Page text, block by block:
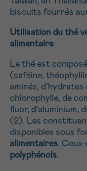
biscuits fourrés
Utilisation du thé
alimentaire
Le thé est
(caféine,
aminés,
chlorophylle, de
fluor, d’aluminium,
(2). Les
disponibles sous
alimentaires.
polyphénols.